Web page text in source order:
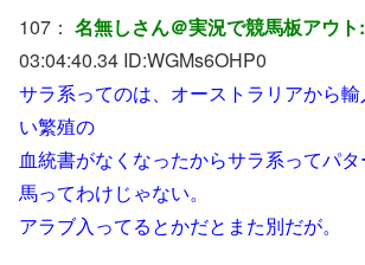
107： 名無しさん＠実況で競馬板アウト:
03:04:40.34 ID:WGMs6OHP0
サラ系ってのは、オーストラリアから
い繁殖の
血統書がなくなったからサラ系ってパ
馬ってわけじゃない。
アラブ入ってるとかだとまた別だが。